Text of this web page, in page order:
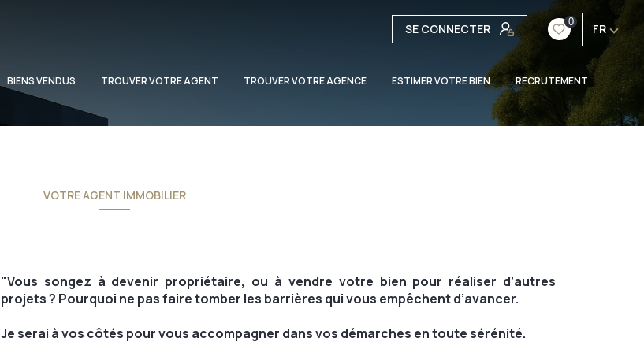
SE CONNECTER 0 FR
BIENS VENDUS TROUVER VOTRE AGENT TROUVER VOTRE AGENCE ESTIMER VOTRE BIEN RECRUTEMENT
VOTRE AGENT IMMOBILIER
"Vous songez à devenir propriétaire, ou à vendre votre bien pour réaliser d’autres
projets ? Pourquoi ne pas faire tomber les barrières qui vous empêchent d’avancer.
Je serai à vos côtés pour vous accompagner dans vos démarches en toute sérénité.